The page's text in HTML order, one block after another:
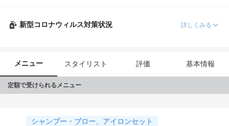
新型コロナウィルス対策状況 詳しくみる
メニュー スタイリスト 評価 基本情報
定額で受けられるメニュー
シャンプー・ブロー、アイロンセット